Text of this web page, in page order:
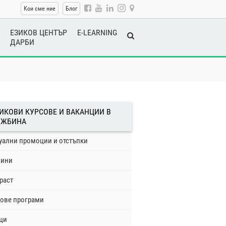
Кои сме ние Блог
ЕЗИКОВ ЦЕНТЪР
ДАРБИ
E-LEARNING
КУРСОВЕ И ВАКАНЦИИ В
промоции и отстъпки
програми